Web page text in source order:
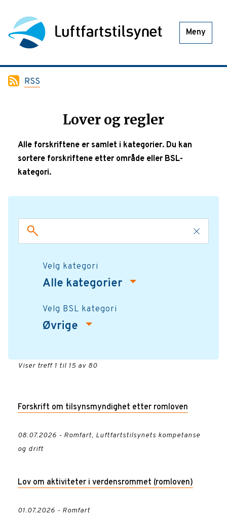
Meny
RSS
Lover og regler
Alle forskriftene er samlet i kategorier. Du kan
sortere forskriftene etter område eller BSL-
kategori.
Velg kategori
Alle kategorier
Velg BSL kategori
Øvrige
Viser treff 1 til 15 av 80
Forskrift om tilsynsmyndighet etter romloven
08.07.2026 - Romfart, Luftfartstilsynets kompetanse
og drift
Lov om aktiviteter i verdensrommet (romloven)
01.07.2026 - Romfart